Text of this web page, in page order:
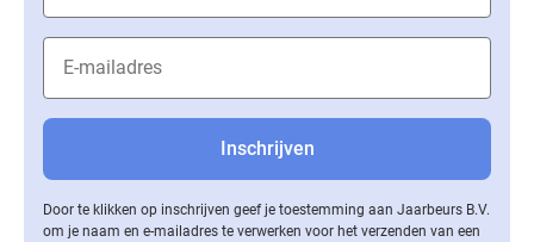
Door te klikken op inschrijven geef je toestemming aan Jaarbeurs B.V.
om je naam en e-mailadres te verwerken voor het verzenden van een